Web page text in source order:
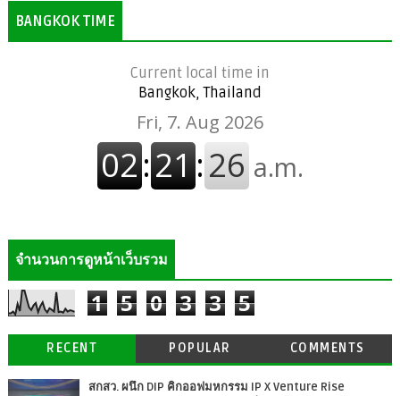
BANGKOK TIME
Current local time in
Bangkok, Thailand
จำนวนการดูหน้าเว็บรวม
1 5 0 3 3 5
RECENT POPULAR COMMENTS
สกสว. ผนึก DIP คิกออฟมหกรรม IP X Venture Rise